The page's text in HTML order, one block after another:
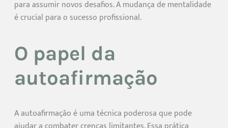
para assumir novos desafios. A mudança de mentalidade
é crucial para o sucesso profissional.
O papel da
autoafirmação
A autoafirmação é uma técnica poderosa que pode